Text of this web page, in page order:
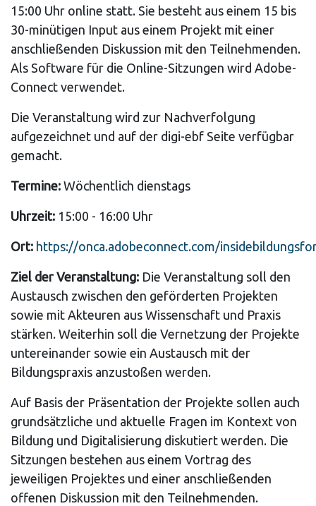
15:00 Uhr online statt. Sie besteht aus einem 15 bis
30-minütigen Input aus einem Projekt mit einer
anschließenden Diskussion mit den Teilnehmenden.
Als Software für die Online-Sitzungen wird Adobe-
Connect verwendet.
Die Veranstaltung wird zur Nachverfolgung
aufgezeichnet und auf der digi-ebf Seite verfügbar
gemacht.
Termine: Wöchentlich dienstags
Uhrzeit: 15:00 - 16:00 Uhr
Ort: https://onca.adobeconnect.com/
Ziel der Veranstaltung: Die Veranstaltung soll den
Austausch zwischen den geförderten Projekten
sowie mit Akteuren aus Wissenschaft und Praxis
stärken. Weiterhin soll die Vernetzung der Projekte
untereinander sowie ein Austausch mit der
Bildungspraxis anzustoßen werden.
Auf Basis der Präsentation der Projekte sollen auch
grundsätzliche und aktuelle Fragen im Kontext von
Bildung und Digitalisierung diskutiert werden. Die
Sitzungen bestehen aus einem Vortrag des
jeweiligen Projektes und einer anschließenden
offenen Diskussion mit den Teilnehmenden.